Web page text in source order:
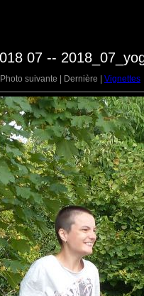
07 --
Photo suivante | Dernière | Vignettes